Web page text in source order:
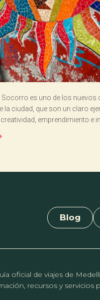
Socorro es uno de los nuevos
la ciudad, que son un claro
emprendimiento e
Blog
oficial de viajes de
recursos y servicios